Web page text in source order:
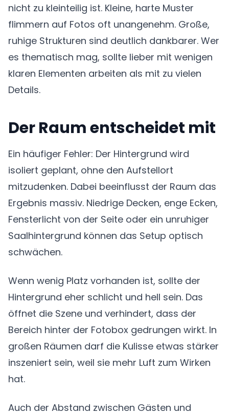
nicht zu kleinteilig ist. Kleine, harte Muster
flimmern auf Fotos oft unangenehm. Große,
ruhige Strukturen sind deutlich dankbarer. Wer
es thematisch mag, sollte lieber mit wenigen
klaren Elementen arbeiten als mit zu vielen
Details.
Der Raum entscheidet mit
Ein häufiger Fehler: Der Hintergrund wird
isoliert geplant, ohne den Aufstellort
mitzudenken. Dabei beeinflusst der Raum das
Ergebnis massiv. Niedrige Decken, enge Ecken,
Fensterlicht von der Seite oder ein unruhiger
Saalhintergrund können das Setup optisch
schwächen.
Wenn wenig Platz vorhanden ist, sollte der
Hintergrund eher schlicht und hell sein. Das
öffnet die Szene und verhindert, dass der
Bereich hinter der Fotobox gedrungen wirkt. In
großen Räumen darf die Kulisse etwas stärker
inszeniert sein, weil sie mehr Luft zum Wirken
hat.
Auch der Abstand zwischen Gästen und